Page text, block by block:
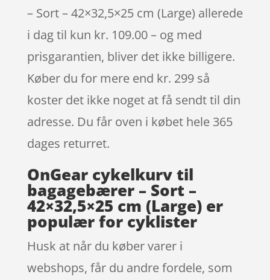
– Sort – 42×32,5×25 cm (Large) allerede
i dag til kun kr. 109.00 – og med
prisgarantien, bliver det ikke billigere.
Køber du for mere end kr. 299 så
koster det ikke noget at få sendt til din
adresse. Du får oven i købet hele 365
dages returret.
OnGear cykelkurv til
bagagebærer – Sort –
42×32,5×25 cm (Large) er
populær for cyklister
Husk at når du køber varer i
webshops, får du andre fordele, som